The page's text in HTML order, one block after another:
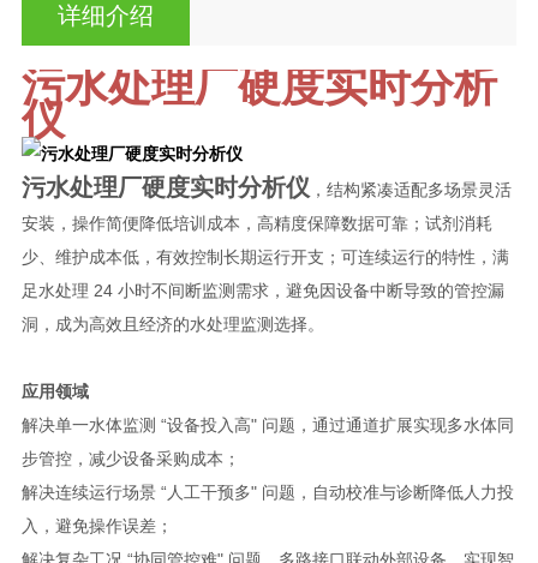
详细介绍
污水处理厂硬度实时分析
仪
污水处理厂硬度实时分析仪 ， 结构紧凑适配多场景灵活
安装，操作简便降低培训成本，高精度保障数据可靠；试剂消耗
少、维护成本低，有效控制长期运行开支；可连续运行的特性，满
足水处理 24 小时不间断监测需求，避免因设备中断导致的管控漏
洞，成为高效且经济的水处理监测选择。
应用领域
解决单一水体监测 “设备投入高" 问题，通过通道扩展实现多水体同
步管控，减少设备采购成本；
解决连续运行场景 “人工干预多" 问题，自动校准与诊断降低人力投
入，避免操作误差；
解决复杂工况 “协同管控难" 问题，多路接口联动外部设备，实现智